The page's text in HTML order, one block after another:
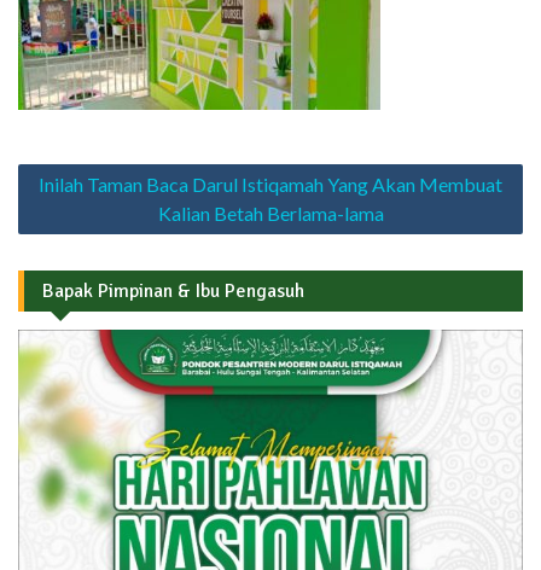
Navigasi
Inilah Taman Baca Darul Istiqamah Yang Akan Membuat
Kalian Betah Berlama-lama
Bapak Pimpinan & Ibu Pengasuh